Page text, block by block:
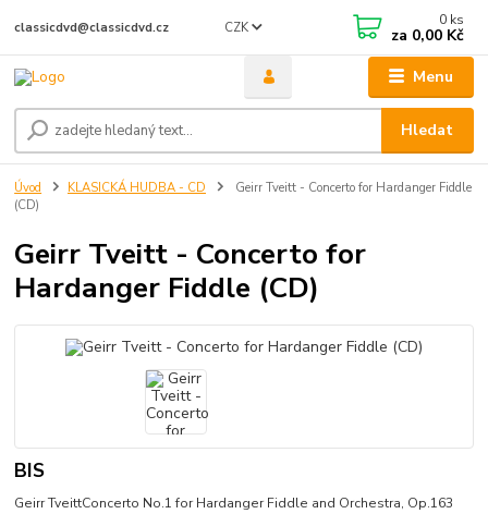
Menu
CZK
Hledat
classicdvd@classicdvd.cz 0 ks
za 0,00 Kč
Úvod KLASICKÁ HUDBA - CD
Geirr Tveitt - Concerto for Hardanger Fiddle
(CD)
Geirr Tveitt - Concerto for
Hardanger Fiddle (CD)
BIS
Geirr TveittConcerto No.1 for Hardanger Fiddle and Orchestra, Op.163